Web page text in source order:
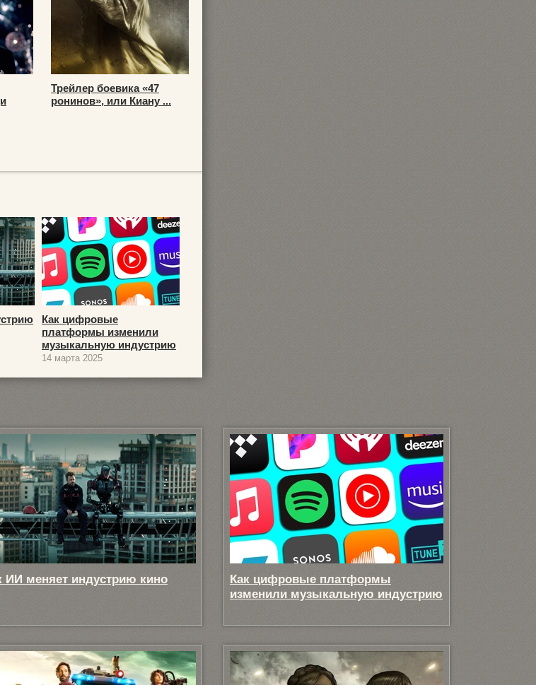
Трейлер боевика «47
ронинов», или Киану ...
Как цифровые
платформы изменили
музыкальную индустрию
14 марта 2025
ИИ меняет индустрию кино
Как цифровые платформы
изменили музыкальную индустрию